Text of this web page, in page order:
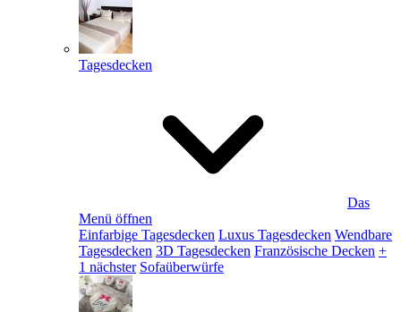
Tagesdecken
Das
Menü öffnen
Einfarbige Tagesdecken Luxus Tagesdecken Wendbare
Tagesdecken 3D Tagesdecken Französische Decken +
1 nächster Sofaüberwürfe